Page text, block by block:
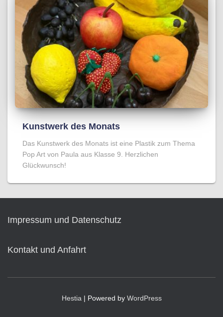
Kunstwerk des Monats
Das Kunstwerk des Monats ist eine Plastik zum Thema
Pop Art von Paula aus Klasse 9. Herzlichen
Glückwunsch!
Impressum und Datenschutz
Kontakt und Anfahrt
Hestia | Powered by WordPress